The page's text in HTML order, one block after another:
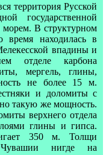
территория Русской
государственной
В структурном
время находилась в
впадины и
отделе карбона
мергель, глины,
не более 15 м.
и доломиты с
такую же мощность.
верхнего отдела
глины и гипса.
350 м. Толщи
нигде на